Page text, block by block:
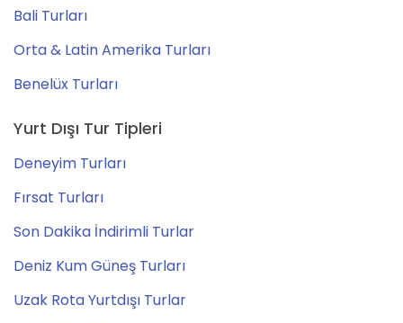
Bali Turları
Orta & Latin Amerika Turları
Benelüx Turları
Yurt Dışı Tur Tipleri
Deneyim Turları
Fırsat Turları
Son Dakika İndirimli Turlar
Deniz Kum Güneş Turları
Uzak Rota Yurtdışı Turlar